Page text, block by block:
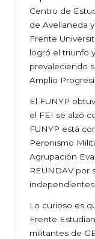
Centro de
de Avellaneda
Frente
logró el triunfo
prevaleciendo
Amplio
El FUNYP
el FEI se alzó
FUNYP está
Peronismo
Agrupación
REUNDAV por
independientes.
Lo curioso es
Frente
militantes de